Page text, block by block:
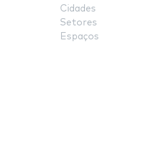
Cidades
Setores
Espaços